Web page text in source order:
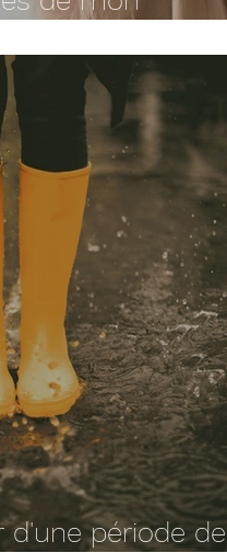
période de